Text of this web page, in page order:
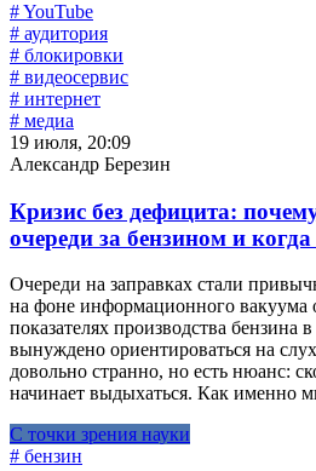
# YouTube
# аудитория
# блокировки
# видеосервис
# интернет
# медиа
19 июля, 20:09
Александр Березин
Кризис без дефицита:
очереди за бензином и
Очереди на заправках стали
на фоне информационного вакуума
показателях производства бензина
вынуждено ориентироваться на
довольно странно, но есть нюанс:
начинает выдыхаться. Как именно
С точки зрения науки
# бензин